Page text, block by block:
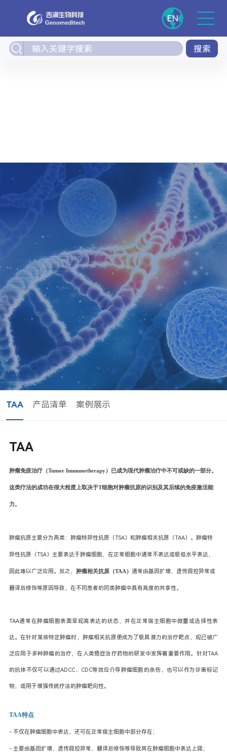
EN
搜索
TAA 产品清单 案例展示
TAA
肿瘤免疫治疗（Tumor Immunotherapy）已成为现代肿瘤治疗中不可或缺的一部分。
这类疗法的成功在很大程度上取决于T细胞对肿瘤抗原的识别及其后续的免疫激活能
力。
肿瘤抗原主要分为两类：肿瘤特异性抗原（TSA）和肿瘤相关抗原（TAA）。肿瘤特
异性抗原（TSA）主要表达于肿瘤细胞，在正常细胞中通常不表达或极低水平表达，
因此难以广泛应用。反之， 肿瘤相关抗原（TAA） 通常由基因扩增、遗传调控异常或
翻译后修饰等原因导致，在不同患者的同类肿瘤中具有高度的共享性。
TAA通常在肿瘤细胞表面呈现高表达的状态，并在正常宿主细胞中微量或选择性表
达。在针对某些特定肿瘤时，肿瘤相关抗原便成为了极具潜力的治疗靶点，现已被广
泛应用于多种肿瘤的治疗，在人类癌症治疗药物的研发中发挥着重要作用。针对TAA
的抗体不仅可以通过ADCC、CDC等效应介导肿瘤细胞的杀伤，也可以作为诊断标记
物，或用于增强传统疗法的肿瘤靶向性。
TAA特点
- 不仅在肿瘤细胞中表达，还可在正常宿主细胞中部分存在；
- 主要由基因扩增、遗传调控异常、翻译后修饰等导致其在肿瘤细胞中表达上调；